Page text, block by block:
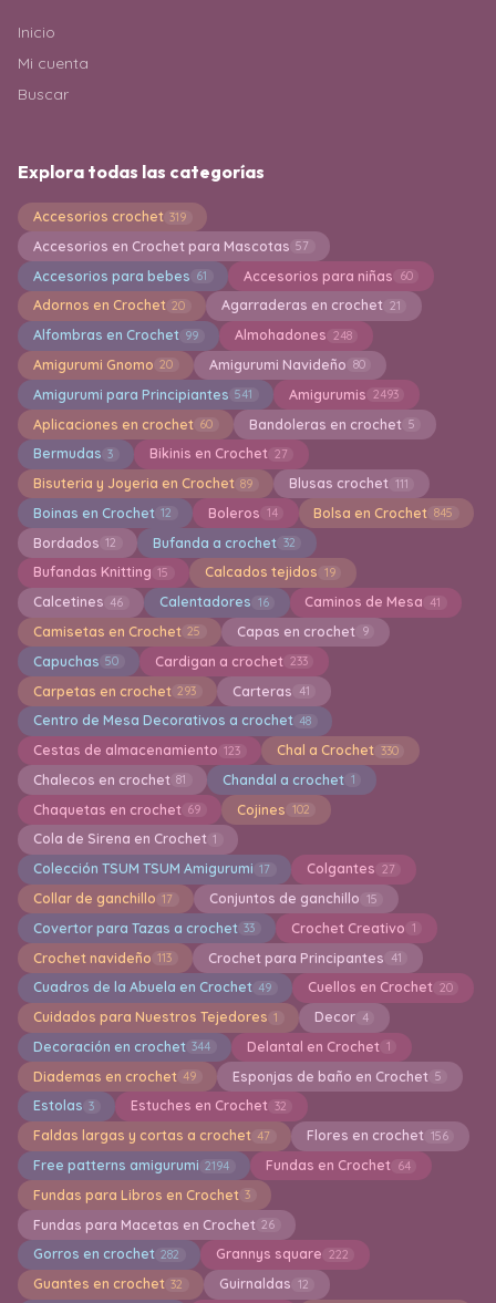
Inicio
Mi cuenta
Buscar
Explora todas las categorías
Accesorios crochet 319
Accesorios en Crochet para Mascotas 57
Accesorios para bebes 61 Accesorios para niñas 60
Adornos en Crochet 20 Agarraderas en crochet 21
Alfombras en Crochet 99 Almohadones 248
Amigurumi Gnomo 20 Amigurumi Navideño 80
Amigurumi para Principiantes 541 Amigurumis 2493
Aplicaciones en crochet 60 Bandoleras en crochet 5
Bermudas 3 Bikinis en Crochet 27
Bisuteria y Joyeria en Crochet 89 Blusas crochet 111
Boinas en Crochet 12 Boleros 14 Bolsa en Crochet 845
Bordados 12 Bufanda a crochet 32
Bufandas Knitting 15 Calcados tejidos 19
Calcetines 46 Calentadores 16 Caminos de Mesa 41
Camisetas en Crochet 25 Capas en crochet 9
Capuchas 50 Cardigan a crochet 233
Carpetas en crochet 293 Carteras 41
Centro de Mesa Decorativos a crochet 48
Cestas de almacenamiento 123 Chal a Crochet 330
Chalecos en crochet 81 Chandal a crochet 1
Chaquetas en crochet 69 Cojines 102
Cola de Sirena en Crochet 1
Colección TSUM TSUM Amigurumi 17 Colgantes 27
Collar de ganchillo 17 Conjuntos de ganchillo 15
Covertor para Tazas a crochet 33 Crochet Creativo 1
Crochet navideño 113 Crochet para Principantes 41
Cuadros de la Abuela en Crochet 49 Cuellos en Crochet 20
Cuidados para Nuestros Tejedores 1 Decor 4
Decoración en crochet 344 Delantal en Crochet 1
Diademas en crochet 49 Esponjas de baño en Crochet 5
Estolas 3 Estuches en Crochet 32
Faldas largas y cortas a crochet 47 Flores en crochet 156
Free patterns amigurumi 2194 Fundas en Crochet 64
Fundas para Libros en Crochet 3
Fundas para Macetas en Crochet 26
Gorros en crochet 282 Grannys square 222
Guantes en crochet 32 Guirnaldas 12